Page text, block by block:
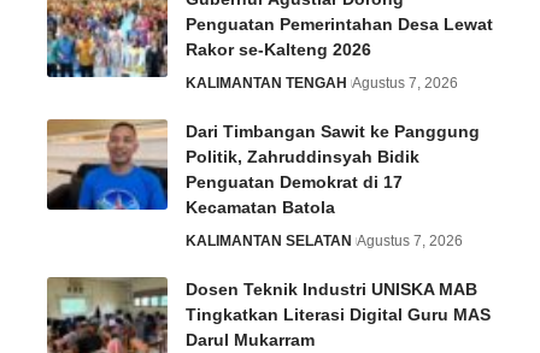
Penguatan Pemerintahan Desa Lewat
Rakor se-Kalteng 2026
KALIMANTAN TENGAH Agustus 7, 2026
Dari Timbangan Sawit ke Panggung
Politik, Zahruddinsyah Bidik
Penguatan Demokrat di 17
Kecamatan Batola
KALIMANTAN SELATAN Agustus 7, 2026
Dosen Teknik Industri UNISKA MAB
Tingkatkan Literasi Digital Guru MAS
Darul Mukarram